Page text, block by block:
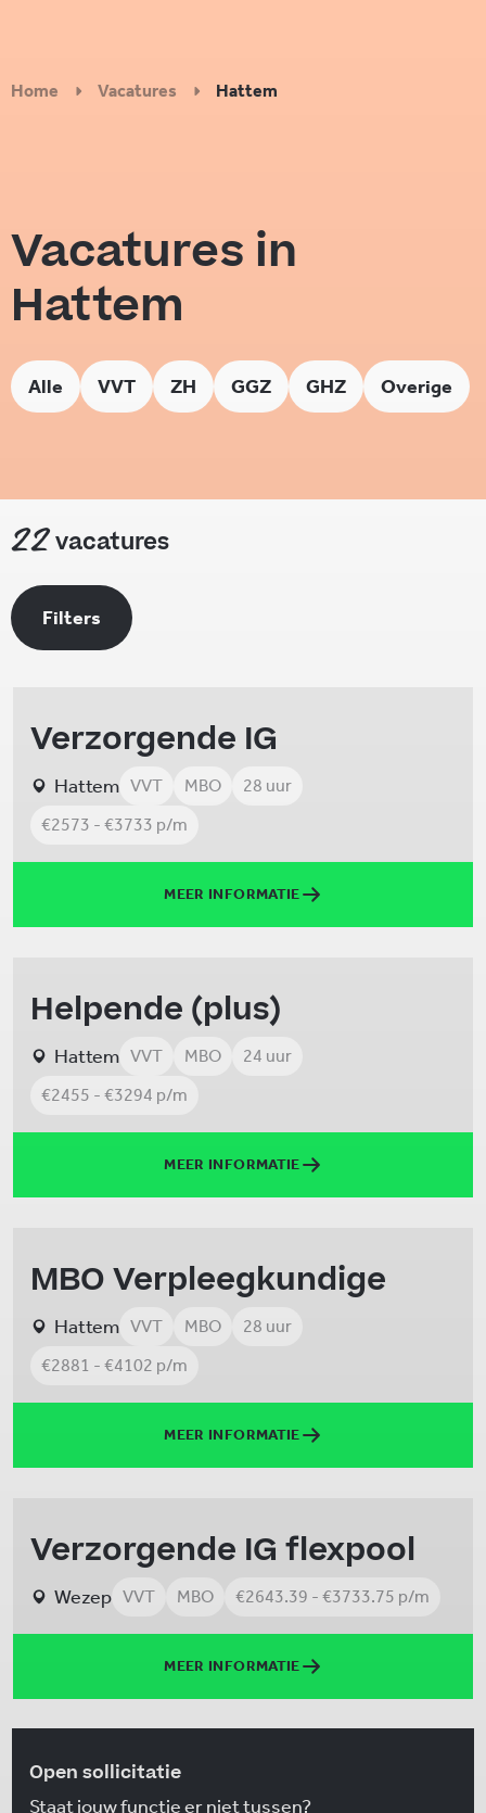
Home Vacatures Hattem
Vacatures in
Hattem
Alle VVT ZH GGZ GHZ Overige
22vacatures
Filters
Verzorgende IG
Hattem VVT MBO
28 uur
€2573 - €3733 p/m
MEER INFORMATIE
Helpende (plus)
Hattem VVT MBO
24 uur
€2455 - €3294 p/m
MEER INFORMATIE
MBO Verpleegkundige
Hattem VVT MBO
28 uur
€2881 - €4102 p/m
MEER INFORMATIE
Verzorgende IG flexpool
Wezep VVT MBO €2643.39 - €3733.75 p/m
MEER INFORMATIE
Open sollicitatie
Staat jouw functie er niet tussen?